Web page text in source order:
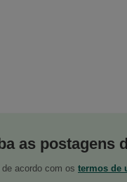
as postagens
acordo com os termos de